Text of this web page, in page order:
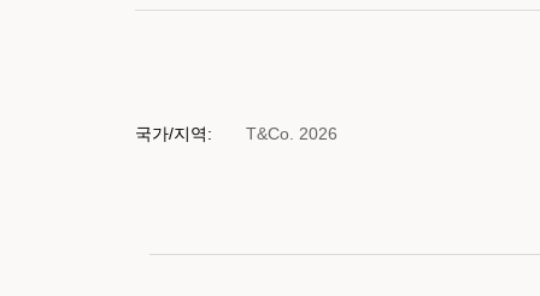
T&Co. 2026
국가/지역: